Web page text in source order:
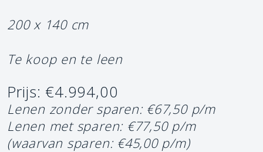
200 x 140 cm
Te koop en te leen
Prijs: €4.994,00
Lenen zonder sparen: €67,50 p/m
Lenen met sparen: €77,50 p/m
(waarvan sparen: €45,00 p/m)